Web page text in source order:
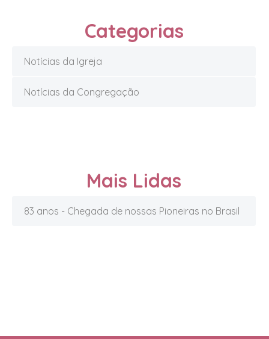
Categorias
Notícias da Igreja
Notícias da Congregação
Mais Lidas
83 anos - Chegada de nossas Pioneiras no Brasil